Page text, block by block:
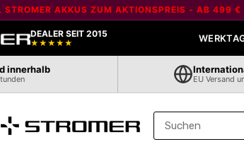
line 80): Error in tag 'section' - 'marquee' is not
AKKUS ZUM AKTIONSPREIS - AB 499 € |
DEALER SEIT 2015
★★★★★
innerhalb
EU Versand